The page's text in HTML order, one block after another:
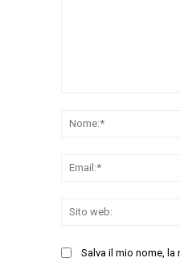
Salva il mio nome,